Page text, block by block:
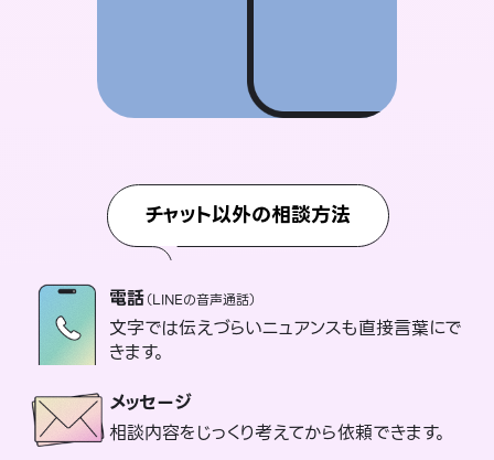
チャット以外の相談方法
電話（LINEの音声通話）
文字では伝えづらいニュアンスも直接言葉にで
きます。
メッセージ
相談内容をじっくり考えてから依頼できます。